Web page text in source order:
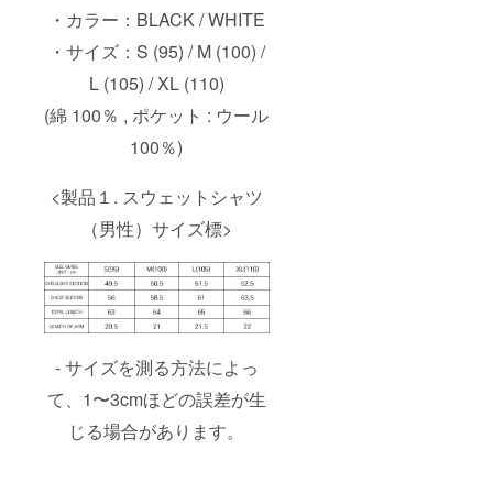
・カラー：BLACK / WHITE
・サイズ：S (95) / M (100) /
L (105) / XL (110)
(綿 100％ , ポケット : ウール
100％)
<製品１. スウェットシャツ
（男性）サイズ標>
- サイズを測る方法によっ
て、1〜3cmほどの誤差が生
じる場合があります。